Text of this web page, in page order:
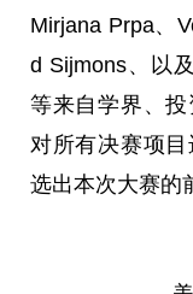
Mirjana Prpa、
d Sijmons、以
等来自学界、
对所有决赛项
选出本次大赛的